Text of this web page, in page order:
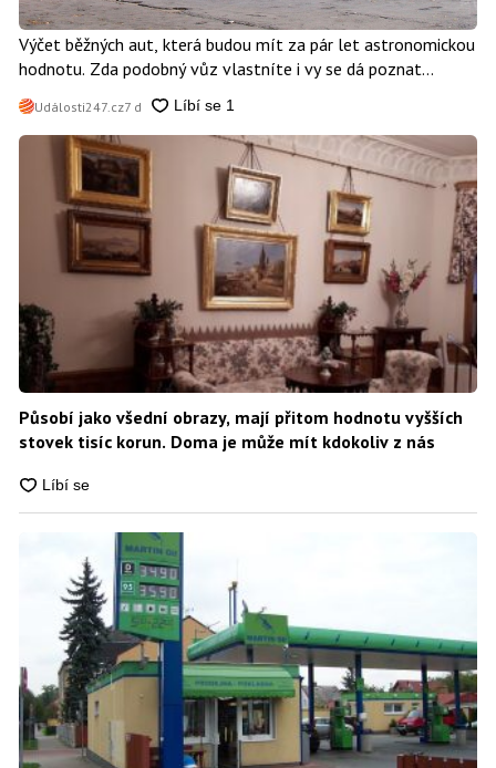
Výčet běžných aut, která budou mít za pár let astronomickou
hodnotu. Zda podobný vůz vlastníte i vy se dá poznat
snadno
Události247.cz7 d
Působí jako všední obrazy, mají přitom hodnotu vyšších
stovek tisíc korun. Doma je může mít kdokoliv z nás